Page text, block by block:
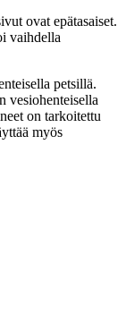
ovat epätasaiset.
vaihdella
petsillä.
vesiohenteisella
on tarkoitettu
myös